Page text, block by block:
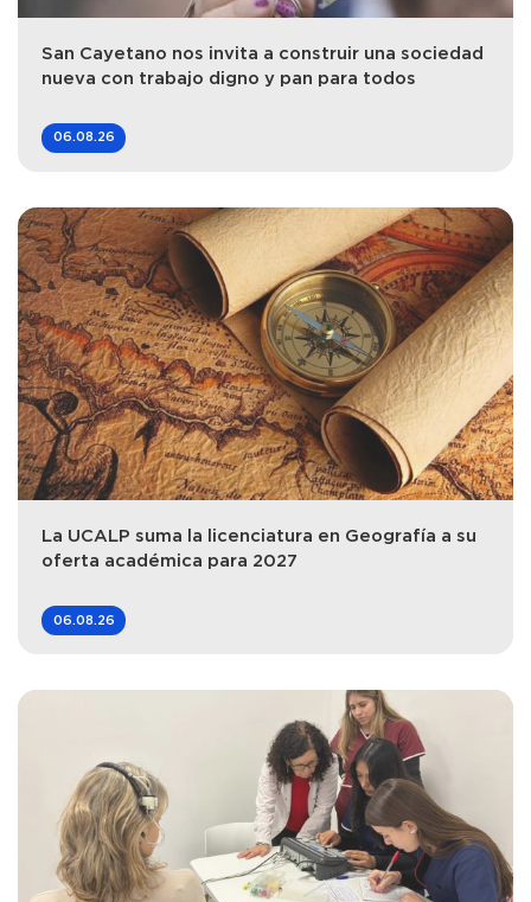
San Cayetano nos invita a construir una sociedad
nueva con trabajo digno y pan para todos
06.08.26
La UCALP suma la licenciatura en Geografía a su
oferta académica para 2027
06.08.26